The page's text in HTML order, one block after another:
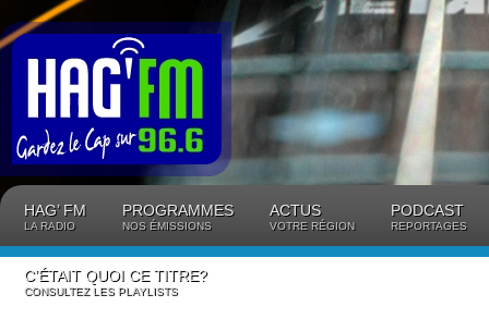
HAG’ FM
LA RADIO
PROGRAMMES
NOS ÉMISSIONS
ACTUS
VOTRE RÉGION
PODCAST
REPORTAGES
C’ÉTAIT QUOI CE TITRE?
CONSULTEZ LES PLAYLISTS
Panneau de gestion des cookies